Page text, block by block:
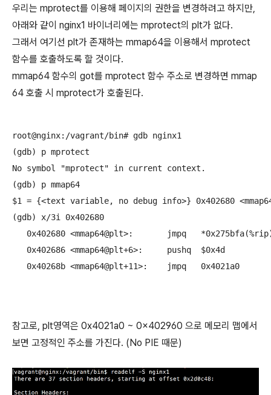
우리는 mprotect를 이용해 페이지의 권한을 변경하려고 하지만,
아래와 같이 nginx1 바이너리에는 mprotect의 plt가 없다.
그래서 여기선 plt가 존재하는 mmap64을 이용해서 mprotect
함수를 호출하도록 할 것이다.
mmap64 함수의 got를 mprotect 함수 주소로 변경하면 mmap
64 호출 시 mprotect가 호출된다.
root@nginx:/vagrant/bin# gdb nginx1
(gdb) p mprotect
No symbol "mprotect" in current context.
(gdb) p mmap64
$1 = {<text variable, no debug info>} 0x402680
(gdb) x/3i 0x402680
   0x402680 <mmap64@plt>:	jmpq   *0x275bfa(%rip)        # 0x678280 <mmap64@got.plt>
   0x402686 <mmap64@plt+6>:	pushq  $0x4d
   0x40268b <mmap64@plt+11>:	jmpq   0x4021a0
참고로, plt영역은 0x4021a0 ~ 0x402960 으로 메모리 맵에서
보면 고정적인 주소를 가진다. (No PIE 때문)